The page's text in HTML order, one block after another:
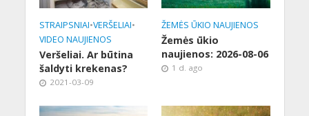
STRAIPSNIAI•VERŠELIAI•
VIDEO NAUJIENOS
Veršeliai. Ar būtina
šaldyti krekenas?
2021-03-09
ŽEMĖS ŪKIO NAUJIENOS
Žemės ūkio
naujienos: 2026-08-06
1 d. ago